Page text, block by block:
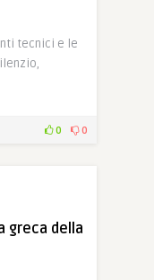
tecnici e le
0 0
greca della